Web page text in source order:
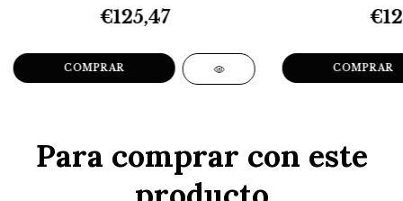
€125,47
COMPRAR COMPRAR
Para comprar con este